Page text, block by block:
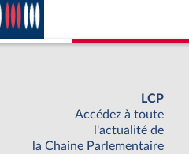
LCP
Accédez à toute
l'actualité de
la Chaine Parlementaire